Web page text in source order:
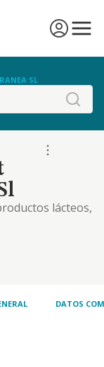
SL
lácteos,
de aceites,
semillas,
por mayor y
de carnes,
DATOS